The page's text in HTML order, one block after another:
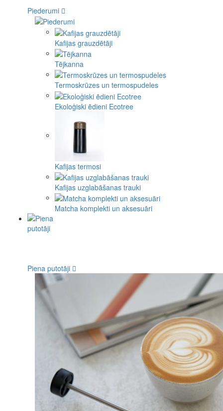
Piederumi
Kafijas grauzdētāji
Tējkanna
Termoskrūzes un termospudeles
Ekoloģiski ēdieni Ecotree
Kafijas termosi
Kafijas uzglabāšanas trauki
Matcha komplekti un aksesuāri
Piena putotāji